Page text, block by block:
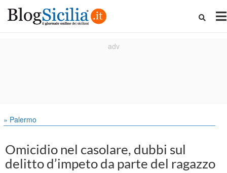
» Palermo
Omicidio nel casolare, dubbi sul
delitto d’impeto da parte del ragazzo